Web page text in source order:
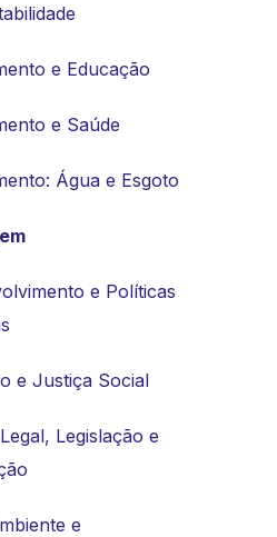
e Educação
e Saúde
Água e Esgoto
e Políticas
e Justiça Social
Legislação e
e